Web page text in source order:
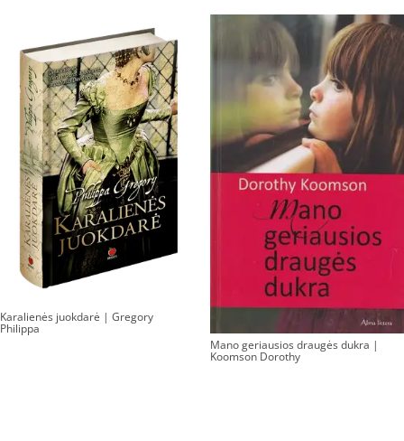
Karalienės juokdarė | Gregory
Philippa
Mano geriausios draugės dukra |
Koomson Dorothy